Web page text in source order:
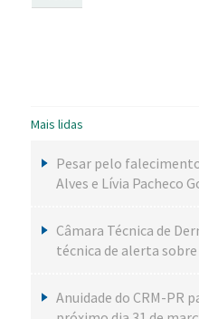
Mais lidas
Pesar pelo
Alves e Lívia Pacheco
Câmara Técnica de
técnica de alerta
Anuidade do CRM-PR